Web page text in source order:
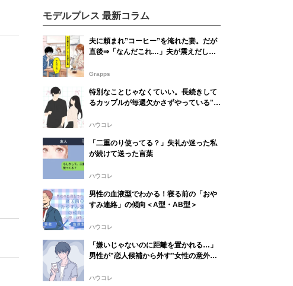
モデルプレス 最新コラム
夫に頼まれ”コーヒー”を淹れた妻。だが
直後⇒「なんだこれ…」夫が震えだした
Grapps
特別なことじゃなくていい。長続きして
るカップルが毎週欠かさずやっている"地
ハウコレ
「二重のり使ってる？」失礼か迷った私
が続けて送った言葉
ハウコレ
男性の血液型でわかる！寝る前の「おや
すみ連絡」の傾向＜A型・AB型＞
ハウコレ
「嫌いじゃないのに距離を置かれる…」
男性が"恋人候補から外す"女性の意外な
ハウコレ